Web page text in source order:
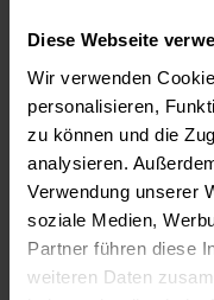
Diese Webseite
Wir verwenden
personalisieren,
zu können und die
analysieren.
Verwendung unserer
soziale Medien,
Partner führen diese
weiteren Daten
Dein
Kein
Melde dich
Probleme beim
direkt
Kostenloses